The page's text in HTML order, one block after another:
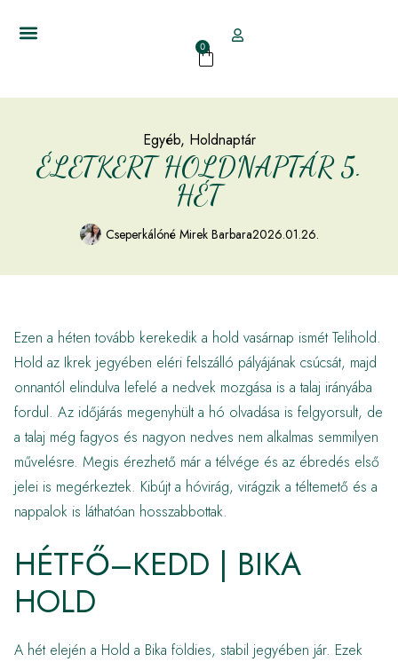
0
Egyéb, Holdnaptár
ÉLETKERT HOLDNAPTÁR 5.
HÉT
Cseperkálóné Mirek Barbara2026.01.26.
Ezen a héten tovább kerekedik a hold vasárnap ismét Telihold.
Hold az Ikrek jegyében eléri felszálló pályájának csúcsát, majd
onnantól elindulva lefelé a nedvek mozgása is a talaj irányába
fordul. Az időjárás megenyhült a hó olvadása is felgyorsult, de
a talaj még fagyos és nagyon nedves nem alkalmas semmilyen
művelésre. Megis érezhető már a télvége és az ébredés első
jelei is megérkeztek. Kibújt a hóvirág, virágzik a téltemető és a
nappalok is láthatóan hosszabbottak.
HÉTFŐ–KEDD | BIKA
HOLD
A hét elején a Hold a Bika földies, stabil jegyében jár. Ezek